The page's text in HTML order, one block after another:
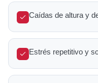
Caídas de altura y
Estrés repetitivo y